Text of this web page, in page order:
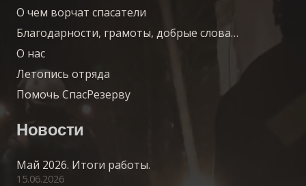
О чем ворчат спасатели
Благодарности, грамоты, добрые слова…
О нас
Летопись отряда
Помочь СпасРезерву
Новости
Май 2026. Итоги работы.
15.06.2026